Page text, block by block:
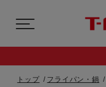
トップ フライパン・鍋